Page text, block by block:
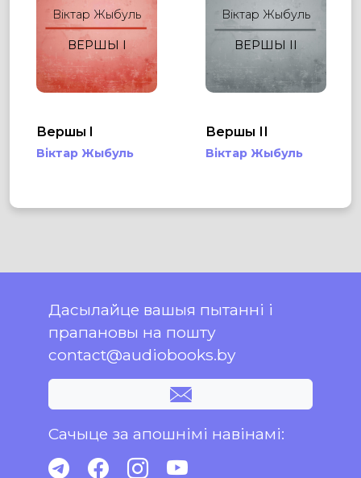
Віктар Жыбуль
ВЕРШЫ I
Вершы I
Віктар Жыбуль
Віктар Жыбуль
ВЕРШЫ ІІ
Вершы ІІ
Віктар Жыбуль
Дасылайце вашыя пытанні і
прапановы на пошту
contact@audiobooks.by
Сачыце за апошнімі навінамі: